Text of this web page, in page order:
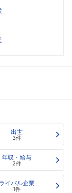
出世
3件
年収・給与
2件
ライバル企業
1件